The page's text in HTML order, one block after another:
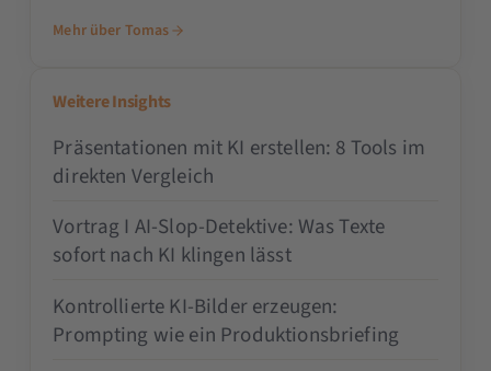
Mehr über Tomas
Weitere Insights
Präsentationen mit KI erstellen: 8 Tools im
direkten Vergleich
Vortrag I AI-Slop-Detektive: Was Texte
sofort nach KI klingen lässt
Kontrollierte KI-Bilder erzeugen:
Prompting wie ein Produktionsbriefing